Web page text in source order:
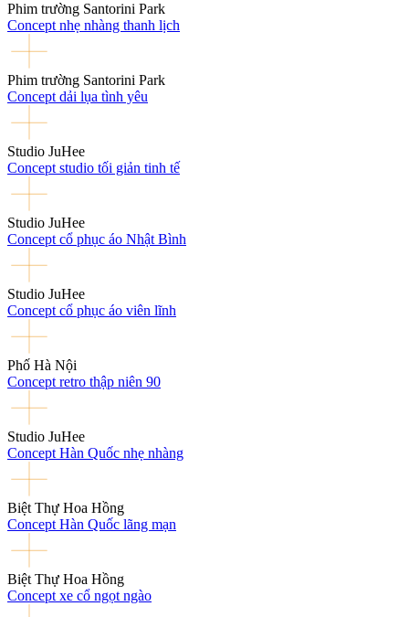
Phim trường Santorini Park
Concept nhẹ nhàng thanh lịch
Phim trường Santorini Park
Concept dải lụa tình yêu
Studio JuHee
Concept studio tối giản tinh tế
Studio JuHee
Concept cổ phục áo Nhật Bình
Studio JuHee
Concept cổ phục áo viên lĩnh
Phố Hà Nội
Concept retro thập niên 90
Studio JuHee
Concept Hàn Quốc nhẹ nhàng
Biệt Thự Hoa Hồng
Concept Hàn Quốc lãng mạn
Biệt Thự Hoa Hồng
Concept xe cổ ngọt ngào